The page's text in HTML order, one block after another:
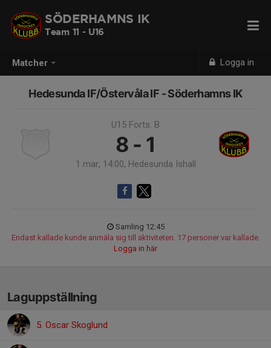
Matcher Logga in
SÖDERHAMNS IK
Team 11 - U16
Hedesunda IF/Östervåla IF - Söderhamns IK
U15 Forts. B
8 - 1
1 mar, 14:00, Hedesunda Ishall
Samling 12:45
Endast kallade kunde anmäla sig till aktiviteten. 17 personer var kallade.
Logga in här
Laguppställning
5. Oscar Skoglund